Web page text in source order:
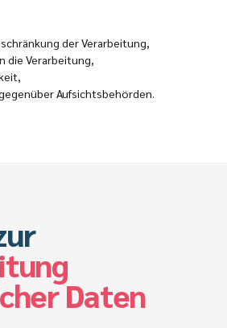
der Verarbeitung,
die Verarbeitung,
Aufsichtsbehörden.
Daten